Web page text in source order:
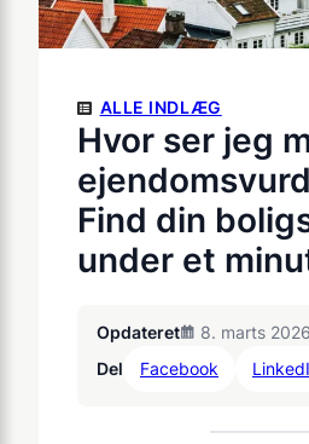
ALLE INDLÆG
Hvor ser jeg
Find din
under et
Opdateret
8. marts 2026
Del
Facebook